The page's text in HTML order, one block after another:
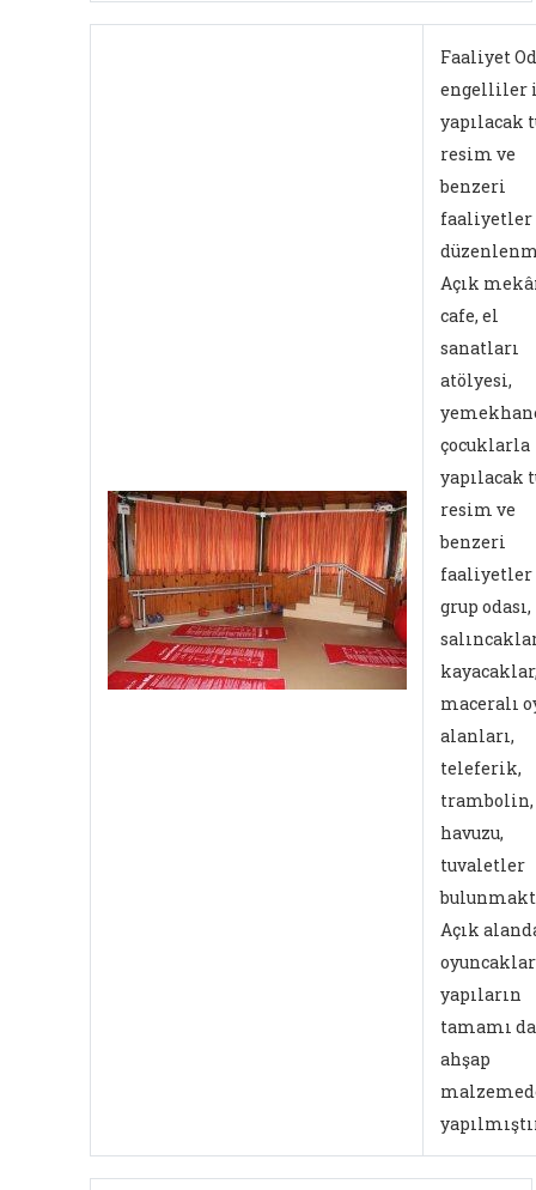
Faaliyet
engelliler
yapılacak
resim ve
benzeri
Açık
cafe, el
sanatları
atölyesi,
çocuklarla
yapılacak
resim ve
benzeri
grup odası,
maceralı
alanları,
teleferik,
havuzu,
tuvaletler
Açık
yapıların
tamamı da
ahşap